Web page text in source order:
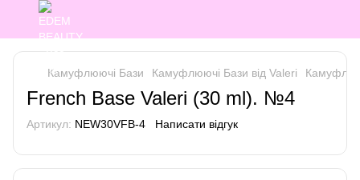
Камуфлюючі Бази Камуфлюючі Бази від Valeri
French Base Valeri (30 ml). №4
Артикул: NEW30VFB-4 Написати відгук